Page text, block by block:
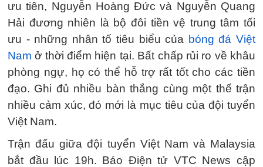
ưu tiên, Nguyễn Hoàng Đức và Nguyễn Quang
Hải đương nhiên là bộ đôi tiền vệ trung tâm tối
ưu - những nhân tố tiêu biểu của bóng đá Việt
Nam ở thời điểm hiện tại. Bất chấp rủi ro về khâu
phòng ngự, họ có thể hỗ trợ rất tốt cho các tiền
đạo. Ghi đủ nhiều bàn thắng cùng một thế trận
nhiều cảm xúc, đó mới là mục tiêu của đội tuyển
Việt Nam.
Trận đấu giữa đội tuyển Việt Nam và Malaysia
bắt đầu lúc 19h. Báo Điện tử VTC News cập